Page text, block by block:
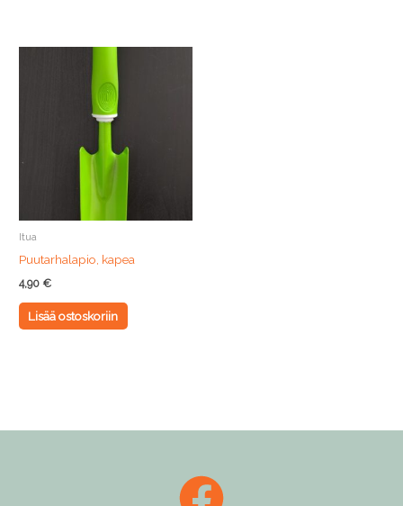
Itua
Puutarhalapio, kapea
4,90 €
Lisää ostoskoriin